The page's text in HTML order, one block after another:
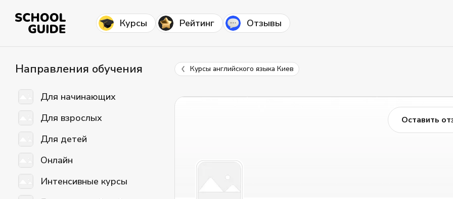
Курсы Рейтинг Отзывы
Направления обучения
Для начинающих
Для взрослых
Для детей
Онлайн
Интенсивные курсы
Курсы английского языка Киев
Оставить